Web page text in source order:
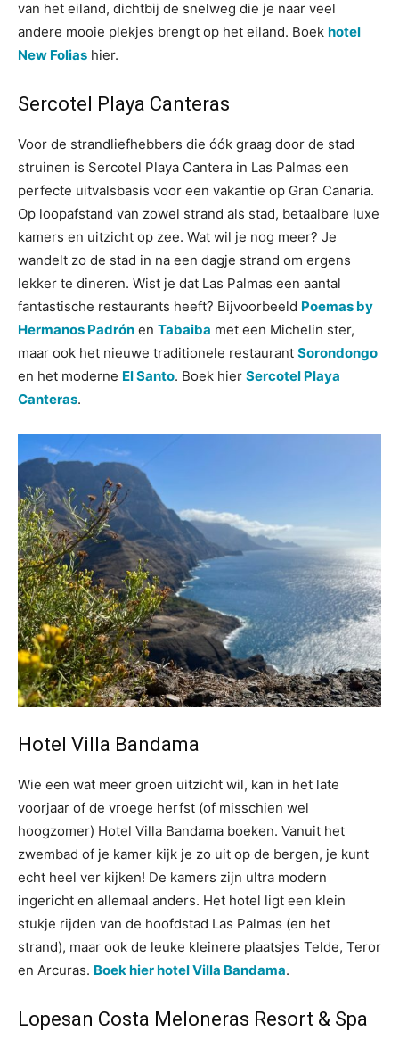
van het eiland, dichtbij de snelweg die je naar veel
andere mooie plekjes brengt op het eiland. Boek hotel
New Folias hier.
Sercotel Playa Canteras
Voor de strandliefhebbers die óók graag door de stad
struinen is Sercotel Playa Cantera in Las Palmas een
perfecte uitvalsbasis voor een vakantie op Gran Canaria.
Op loopafstand van zowel strand als stad, betaalbare luxe
kamers en uitzicht op zee. Wat wil je nog meer? Je
wandelt zo de stad in na een dagje strand om ergens
lekker te dineren. Wist je dat Las Palmas een aantal
fantastische restaurants heeft? Bijvoorbeeld Poemas by
Hermanos Padrón en Tabaiba met een Michelin ster,
maar ook het nieuwe traditionele restaurant Sorondongo
en het moderne El Santo. Boek hier Sercotel Playa
Canteras.
Hotel Villa Bandama
Wie een wat meer groen uitzicht wil, kan in het late
voorjaar of de vroege herfst (of misschien wel
hoogzomer) Hotel Villa Bandama boeken. Vanuit het
zwembad of je kamer kijk je zo uit op de bergen, je kunt
echt heel ver kijken! De kamers zijn ultra modern
ingericht en allemaal anders. Het hotel ligt een klein
stukje rijden van de hoofdstad Las Palmas (en het
strand), maar ook de leuke kleinere plaatsjes Telde, Teror
en Arcuras. Boek hier hotel Villa Bandama.
Lopesan Costa Meloneras Resort & Spa